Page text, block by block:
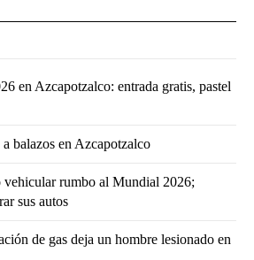
en Azcapotzalco: entrada gratis, pastel
balazos en Azcapotzalco
vehicular rumbo al Mundial 2026;
sus autos
de gas deja un hombre lesionado en